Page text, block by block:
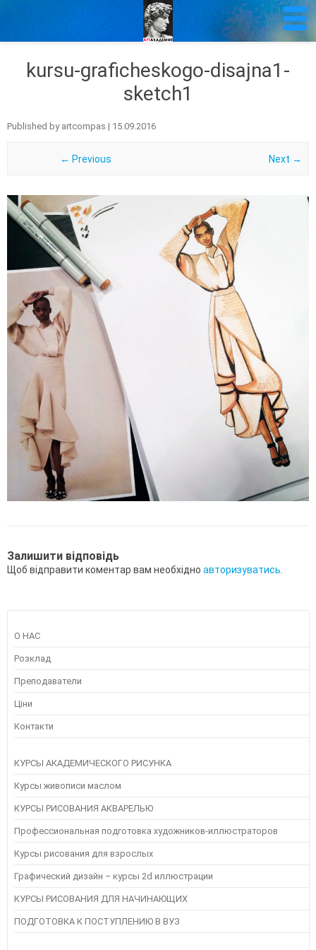
kursu-graficheskogo-disajna1-
sketch1
Published by artcompas | 15.09.2016
← Previous Next →
Залишити відповідь
Щоб відправити коментар вам необхідно авторизуватись
О НАС
Розклад
Преподаватели
Ціни
Контакти
КУРСЫ АКАДЕМИЧЕСКОГО РИСУНКА
Курсы живописи маслом
КУРСЫ РИСОВАНИЯ АКВАРЕЛЬЮ
Профессиональная подготовка художников-иллюстраторов
Курсы рисования для взрослых
Графический дизайн – курсы 2d иллюстрации
КУРСЫ РИСОВАНИЯ ДЛЯ НАЧИНАЮЩИХ
ПОДГОТОВКА К ПОСТУПЛЕНИЮ В ВУЗ